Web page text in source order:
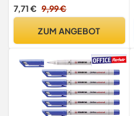
7,71 € 9,99 €
ZUM ANGEBOT